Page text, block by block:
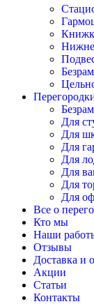
Для
Для
Для
Для
Для
Для
Для
Все о
Кто мы
Наши
Отзывы
Доставка и
Акции
Статьи
Контакты